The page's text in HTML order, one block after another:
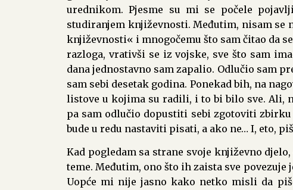
urednikom. Pjesme su mi se počele
studiranjem književnosti. Međutim, nisam se
književnosti« i mnogočemu što sam čitao da
razloga, vrativši se iz vojske, sve što sam
dana jednostavno sam zapalio. Odlučio sam
sam sebi desetak godina. Ponekad bih, na
listove u kojima su radili, i to bi bilo sve. Ali,
pa sam odlučio dopustiti sebi zgotoviti
bude u redu nastaviti pisati, a ako ne… I, eto,
Kad pogledam sa strane svoje književno
teme. Međutim, ono što ih zaista sve
Uopće mi nije jasno kako netko misli da